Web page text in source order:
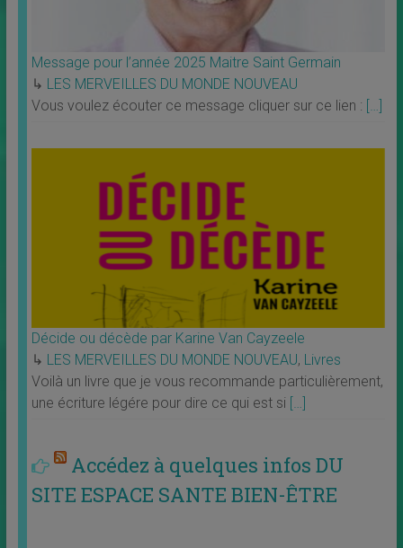
Message pour l’année 2025 Maitre Saint Germain
↳ LES MERVEILLES DU MONDE NOUVEAU
Vous voulez écouter ce message cliquer sur ce lien : […]
Décide ou décède par Karine Van Cayzeele
↳ LES MERVEILLES DU MONDE NOUVEAU, Livres
Voilà un livre que je vous recommande particulièrement,
une écriture légére pour dire ce qui est si […]
Accédez à quelques infos DU
SITE ESPACE SANTE BIEN-ÊTRE